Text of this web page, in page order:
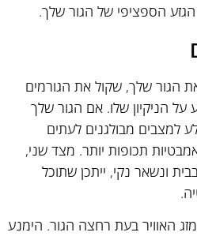
הספציפי של הגור שלך.
הגור שלך, שקול את הגורמים
על הניקיון שלו. אם הגור שלך
למצבים מבולגנים לעתים
תכופות יותר. מצד שני,
ונשאר נקי, ייתכן שתוכל
האוויר בעת רחצה הגור. הימנע